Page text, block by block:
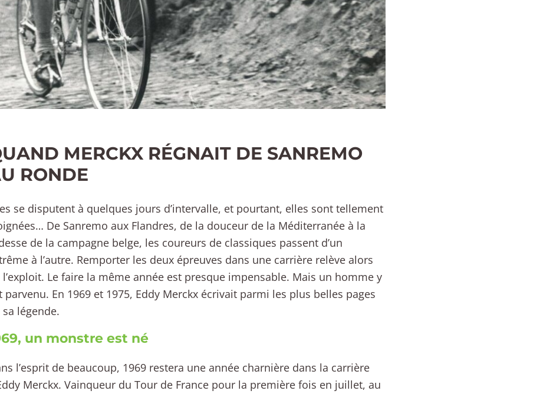
MERCKX RÉGNAIT DE SANREMO
RONDE
se disputent à quelques jours d’intervalle, et pourtant, elles sont tellement
De Sanremo aux Flandres, de la douceur de la Méditerranée à la
de la campagne belge, les coureurs de classiques passent d’un
à l’autre. Remporter les deux épreuves dans une carrière relève alors
l’exploit. Le faire la même année est presque impensable. Mais un homme y
parvenu. En 1969 et 1975, Eddy Merckx écrivait parmi les plus belles pages
sa légende.
un monstre est né
l’esprit de beaucoup, 1969 restera une année charnière dans la carrière
Merckx. Vainqueur du Tour de France pour la première fois en juillet, au